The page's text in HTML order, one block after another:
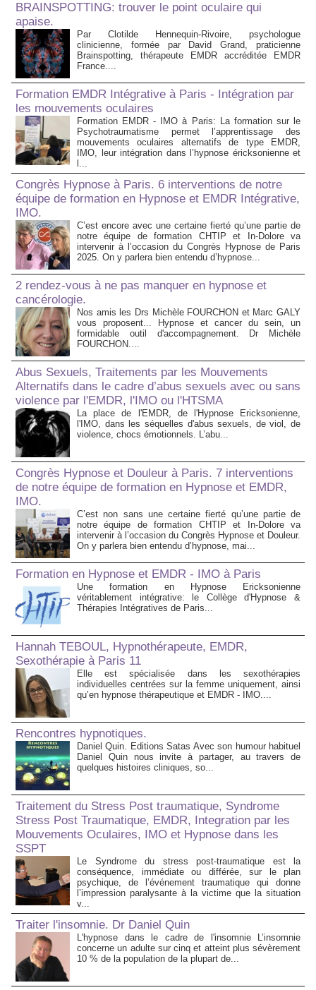
BRAINSPOTTING: trouver le point oculaire qui
apaise.
Par Clotilde Hennequin-Rivoire, psychologue
clinicienne, formée par David Grand, praticienne
Brainspotting, thérapeute EMDR accréditée EMDR
France....
Formation EMDR Intégrative à Paris - Intégration par
les mouvements oculaires
Formation EMDR - IMO à Paris: La formation sur le
Psychotraumatisme permet l’apprentissage des
mouvements oculaires alternatifs de type EMDR,
IMO, leur intégration dans l’hypnose éricksonienne et
l...
Congrès Hypnose à Paris. 6 interventions de notre
équipe de formation en Hypnose et EMDR Intégrative,
IMO.
C’est encore avec une certaine fierté qu’une partie de
notre équipe de formation CHTIP et In-Dolore va
intervenir à l’occasion du Congrès Hypnose de Paris
2025. On y parlera bien entendu d’hypnose...
2 rendez-vous à ne pas manquer en hypnose et
cancérologie.
Nos amis les Drs Michèle FOURCHON et Marc GALY
vous proposent... Hypnose et cancer du sein, un
formidable outil d'accompagnement. Dr Michèle
FOURCHON....
Abus Sexuels, Traitements par les Mouvements
Alternatifs dans le cadre d’abus sexuels avec ou sans
violence par l'EMDR, l'IMO ou l'HTSMA
La place de l'EMDR, de l'Hypnose Ericksonienne,
l'IMO, dans les séquelles d'abus sexuels, de viol, de
violence, chocs émotionnels. L’abu...
Congrès Hypnose et Douleur à Paris. 7 interventions
de notre équipe de formation en Hypnose et EMDR,
IMO.
C’est non sans une certaine fierté qu’une partie de
notre équipe de formation CHTIP et In-Dolore va
intervenir à l’occasion du Congrès Hypnose et Douleur.
On y parlera bien entendu d’hypnose, mai...
Formation en Hypnose et EMDR - IMO à Paris
Une formation en Hypnose Ericksonienne
véritablement intégrative: le Collège d'Hypnose &
Thérapies Intégratives de Paris...
Hannah TEBOUL, Hypnothérapeute, EMDR,
Sexothérapie à Paris 11
Elle est spécialisée dans les sexothérapies
individuelles centrées sur la femme uniquement, ainsi
qu’en hypnose thérapeutique et EMDR - IMO....
Rencontres hypnotiques.
Daniel Quin. Editions Satas Avec son humour habituel
Daniel Quin nous invite à partager, au travers de
quelques histoires cliniques, so...
Traitement du Stress Post traumatique, Syndrome
Stress Post Traumatique, EMDR, Integration par les
Mouvements Oculaires, IMO et Hypnose dans les
SSPT
Le Syndrome du stress post-traumatique est la
conséquence, immédiate ou différée, sur le plan
psychique, de l’événement traumatique qui donne
l’impression paralysante à la victime que la situation
v...
Traiter l'insomnie. Dr Daniel Quin
L'hypnose dans le cadre de l'insomnie L’insomnie
concerne un adulte sur cinq et atteint plus sévèrement
10 % de la population de la plupart de...